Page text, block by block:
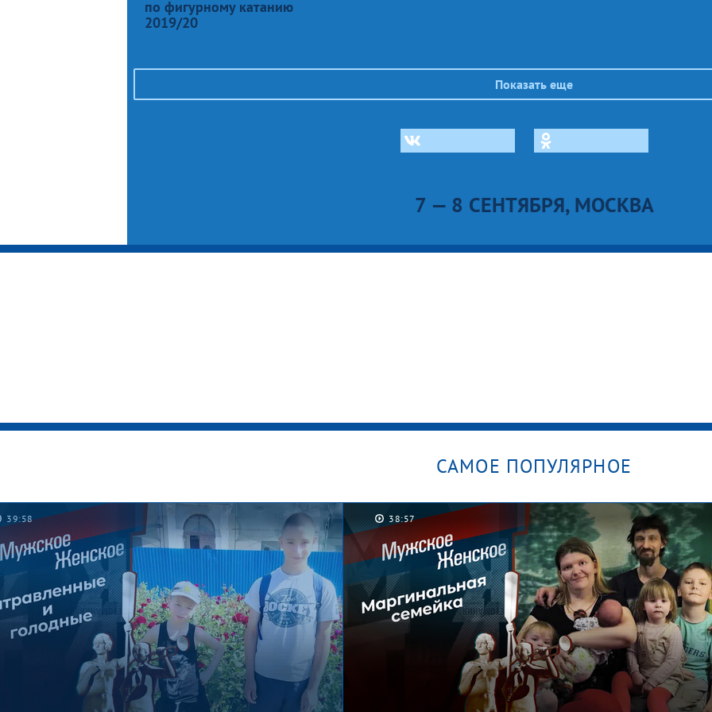
по фигурному катанию
2019/20
Показать еще
7 — 8 СЕНТЯБРЯ, МОСКВА
САМОЕ ПОПУЛЯРНОЕ
39:58 38:57